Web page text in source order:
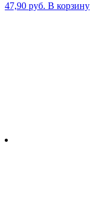
47,90 руб. В корзину